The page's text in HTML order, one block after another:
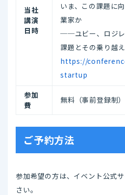
当社
講演
日時
いま、この課題に
業家か
──ユビー、ロジ
課題とその乗り越
https://
startup
参加
費
無料（事前登録制）
ご予約方法
参加希望の方は、イベント公式
さい。